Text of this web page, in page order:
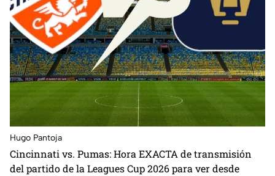
Hugo Pantoja
Cincinnati vs. Pumas: Hora EXACTA de transmisión
del partido de la Leagues Cup 2026 para ver desde